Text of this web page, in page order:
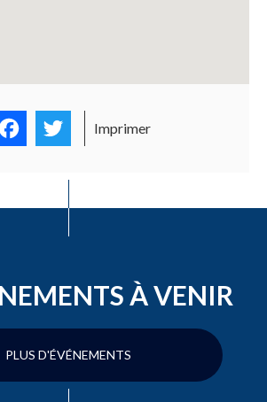
FacebookTwitter
Imprimer
À VENIR
PLUS D'ÉVÉNEMENTS